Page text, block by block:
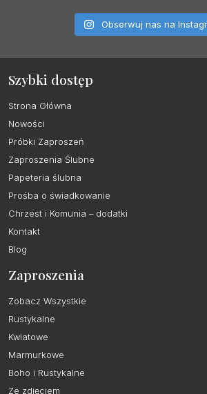
Obserwuj nas na
Szybki dostęp
Strona Główna
Nowości
Próbki Zaproszeń
Zaproszenia Ślubne
Papeteria ślubna
Prośba o świadkowanie
Chrzest i Komunia – dodatki
Kontakt
Blog
Zaproszenia
Zobacz Wszystkie
Rustykalne
Kwiatowe
Marmurkowe
Boho i Rustykalne
Ze zdjęciem